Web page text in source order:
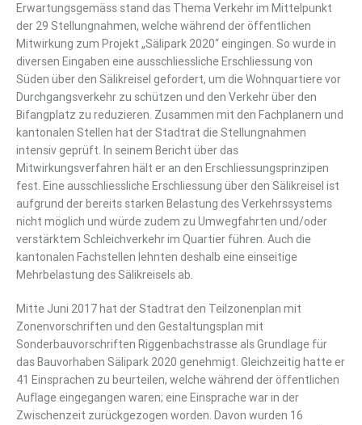
Erwartungsgemäss stand das Thema Verkehr im Mittelpunkt
der 29 Stellungnahmen, welche während der öffentlichen
Mitwirkung zum Projekt „Sälipark 2020“ eingingen. So wurde in
diversen Eingaben eine ausschliessliche Erschliessung von
Süden über den Sälikreisel gefordert, um die Wohnquartiere vor
Durchgangsverkehr zu schützen und den Verkehr über den
Bifangplatz zu reduzieren. Zusammen mit den Fachplanern und
kantonalen Stellen hat der Stadtrat die Stellungnahmen
intensiv geprüft. In seinem Bericht über das
Mitwirkungsverfahren hält er an den Erschliessungsprinzipen
fest. Eine ausschliessliche Erschliessung über den Sälikreisel ist
aufgrund der bereits starken Belastung des Verkehrssystems
nicht möglich und würde zudem zu Umwegfahrten und/oder
verstärktem Schleichverkehr im Quartier führen. Auch die
kantonalen Fachstellen lehnten deshalb eine einseitige
Mehrbelastung des Sälikreisels ab.
Mitte Juni 2017 hat der Stadtrat den Teilzonenplan mit
Zonenvorschriften und den Gestaltungsplan mit
Sonderbauvorschriften Riggenbachstrasse als Grundlage für
das Bauvorhaben Sälipark 2020 genehmigt. Gleichzeitig hatte er
41 Einsprachen zu beurteilen, welche während der öffentlichen
Auflage eingegangen waren; eine Einsprache war in der
Zwischenzeit zurückgezogen worden. Davon wurden 16